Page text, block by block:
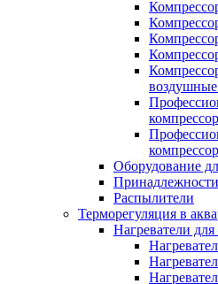
Оборудование
Распылители
Терморегуляция в
Нагреватели